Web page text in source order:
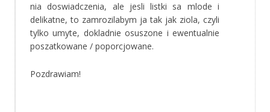
nia doswiadczenia, ale jesli listki sa mlode i
delikatne, to zamrozilabym ja tak jak ziola, czyli
tylko umyte, dokladnie osuszone i ewentualnie
poszatkowane / poporcjowane.
Pozdrawiam!